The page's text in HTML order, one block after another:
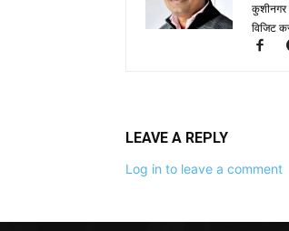
कुशीनगर
विजिट
LEAVE A REPLY
Log in to leave a comment